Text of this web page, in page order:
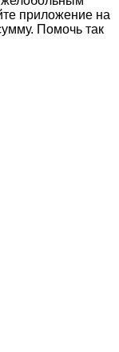
приложение на
Помочь так